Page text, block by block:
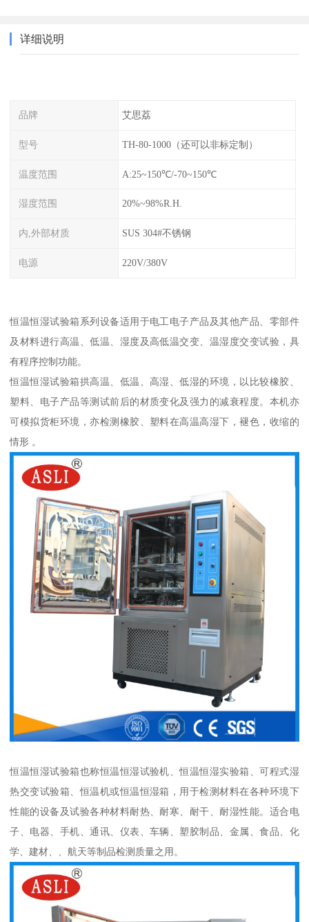
详细说明
品牌 艾思荔
型号 TH-80-1000（还可以非标定制）
温度范围 A:25~150℃/-70~150℃
湿度范围 20%~98%R.H.
内,外部材质 SUS 304#不锈钢
电源 220V/380V
恒温恒湿试验箱系列设备适用于电工电子产品及其他产品、零部件
及材料进行高温、低温、湿度及高低温交变、温湿度交变试验，具
有程序控制功能。
恒温恒湿试验箱拱高温、低温、高湿、低湿的环境，以比较橡胶、
塑料、电子产品等测试前后的材质变化及强力的减衰程度。本机亦
可模拟货柜环境，亦检测橡胶、塑料在高温高湿下，褪色，收缩的
情形 。
恒温恒湿试验箱也称恒温恒湿试验机、恒温恒湿实验箱、可程式湿
热交变试验箱、恒温机或恒温恒湿箱，用于检测材料在各种环境下
性能的设备及试验各种材料耐热、耐寒、耐干、耐湿性能。适合电
子、电器、手机、通讯、仪表、车辆、塑胶制品、金属、食品、化
学、建材、、航天等制品检测质量之用。